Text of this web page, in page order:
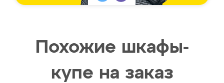
Похожие шкафы-
купе на заказ